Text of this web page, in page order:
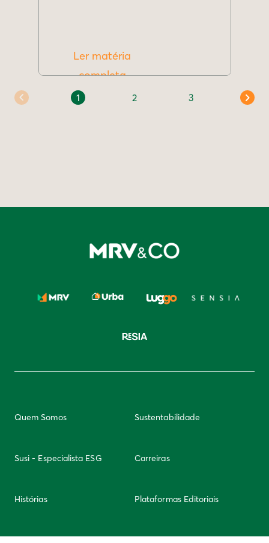
Ler matéria
completa
1 2 3
Quem Somos Sustentabilidade
Susi - Especialista ESG Carreiras
Histórias Plataformas Editoriais
Newsletter Integridade